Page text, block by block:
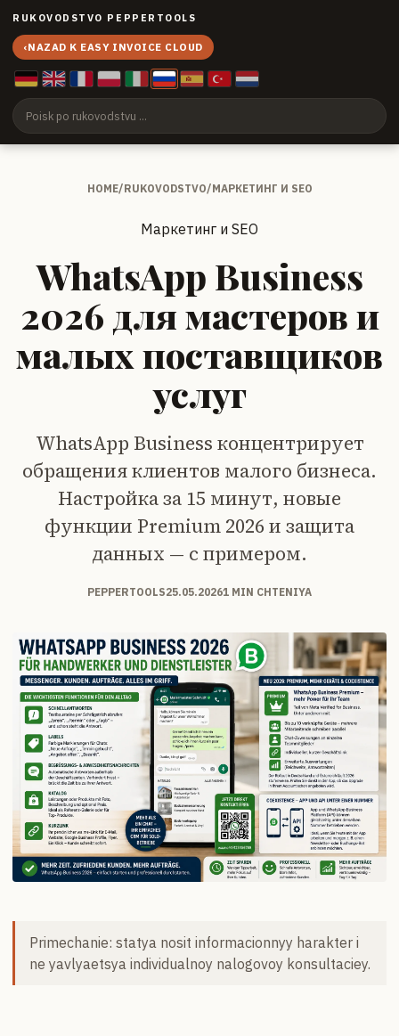
RUKOVODSTVO PEPPERTOOLS
‹NAZAD K EASY INVOICE CLOUD
HOME/RUKOVODSTVO/МАРКЕТИНГ И SEO
Маркетинг и SEO
WhatsApp Business
2026 для мастеров и
малых поставщиков
услуг
WhatsApp Business концентрирует
обращения клиентов малого бизнеса.
Настройка за 15 минут, новые
функции Premium 2026 и защита
данных — с примером.
PEPPERTOOLS25.05.20261 MIN CHTENIYA
Primechanie: statya nosit informacionnyy harakter i
ne yavlyaetsya individualnoy nalogovoy konsultaciey.